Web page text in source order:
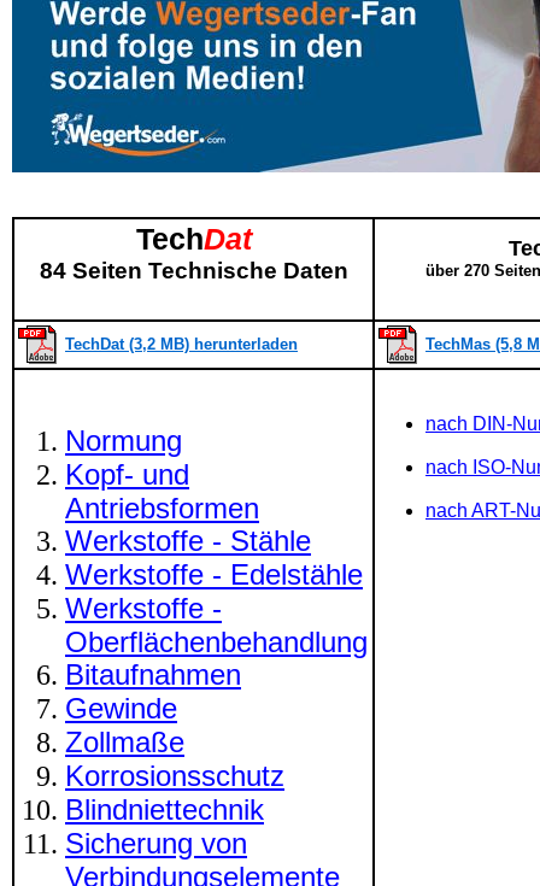
TechDat
84 Seiten Technische Daten über 270
TechDat (3,2 MB) herunterladen TechMas (5,8
Normung
Kopf- und
Antriebsformen
Werkstoffe - Stähle
Werkstoffe - Edelstähle
Werkstoffe -
Oberflächenbehandlung
Bitaufnahmen
Gewinde
Zollmaße
Korrosionsschutz
Blindniettechnik
Sicherung von
Verbindungselemente
nach DIN-
nach ISO-
nach ART-